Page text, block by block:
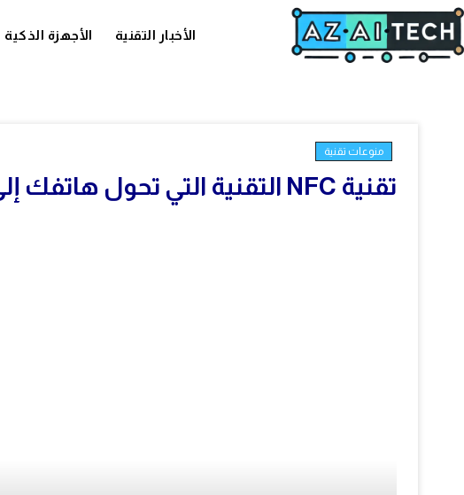
الأخبار التقنية الأجهزة الذكية
منوعات تقنية
تقنية NFC التقنية التي تحول هاتفك إلى مفتاح لحياتك اليومية